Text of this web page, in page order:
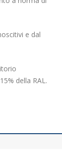
e dal
della RAL.